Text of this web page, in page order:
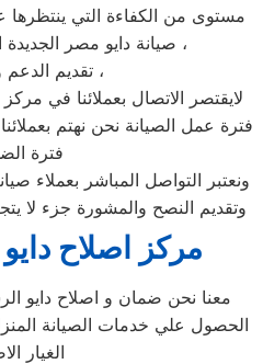
مستوى من الكفاءة التي ينتظرها
صيانة دايو مصر الجديدة المعتمد بمصر الجديدة ،
تقديم الدعم والمشورة ،
لايقتصر الاتصال بعملائنا في
فترة عمل الصيانة نحن نهتم
فترة
ونعتبر التواصل المباشر بعملاء
وتقديم النصح والمشورة جزء لا
مركز اصلاح
معنا نحن ضمان و اصلاح دايو
الحصول علي خدمات الصيانة
الغيار